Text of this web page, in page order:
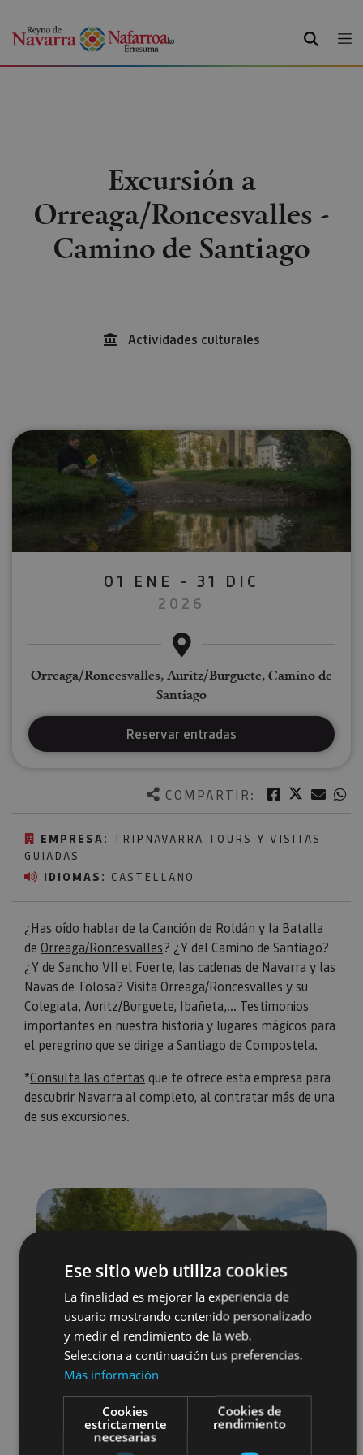
BUSCAR
Excursión a
Orreaga/Roncesvalles -
Camino de Santiago
Actividades culturales
COMPARTIR: Facebook
Twitter
EMPRESA: TRIPNAVARRA TOURS Y VISITAS
GUIADAS
IDIOMAS: CASTELLANO
¿Has oído hablar de la Canción de Roldán y la Batalla
de Orreaga/Roncesvalles? ¿Y del Camino de Santiago?
¿Y de Sancho VII el Fuerte, las cadenas de Navarra y las
Navas de Tolosa? Visita Orreaga/Roncesvalles y su
Colegiata, Auritz/Burguete, Ibañeta,... Testimonios
importantes en nuestra historia y lugares mágicos para
el peregrino que se dirige a Santiago de Compostela.
*Consulta las ofertas que te ofrece esta empresa para
descubrir Navarra al completo, al contratar más de una
de sus excursiones.
01 ENE - 31 DIC
2026
Orreaga/Roncesvalles, Auritz/Burguete, Camino de
Santiago
Reservar entradas
Ese sitio web utiliza cookies
La finalidad es mejorar la experiencia de
usuario mostrando contenido personalizado
y medir el rendimiento de la web.
Selecciona a continuación tus preferencias.
Más información
Cookies
estrictamente
necesarias
Cookies de
rendimiento